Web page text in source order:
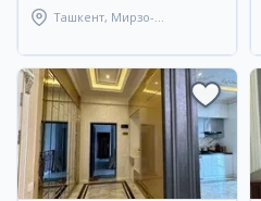
Ташкент, Мирзо-